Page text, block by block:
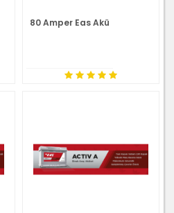
80 Amper Eas Akü